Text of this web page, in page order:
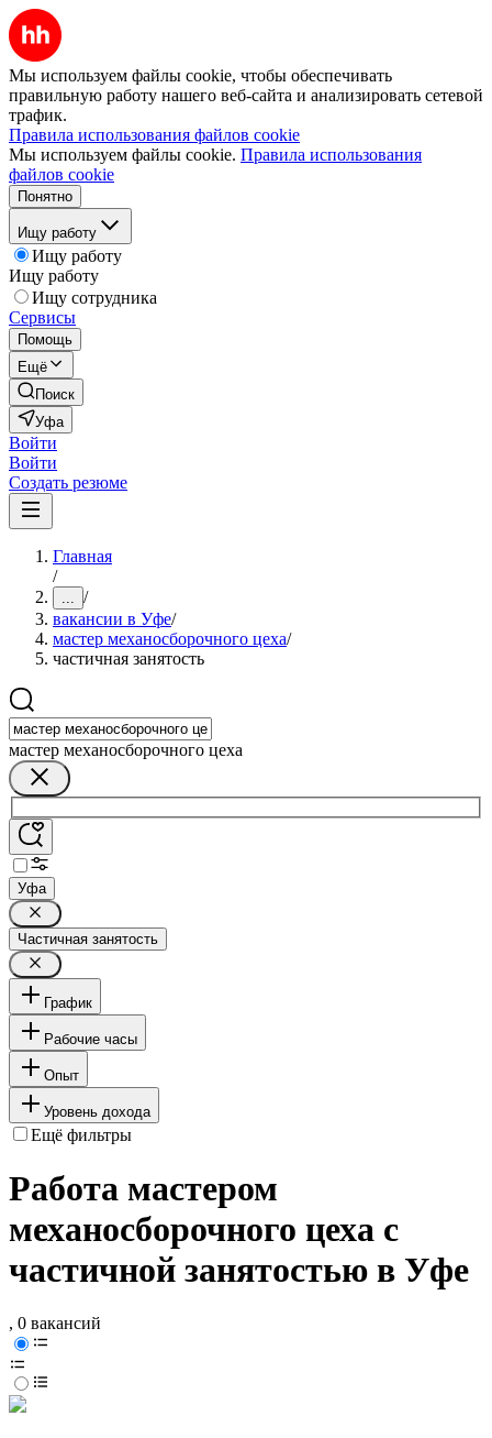
Мы используем файлы cookie, чтобы обеспечивать
правильную работу нашего веб-сайта и анализировать сетевой
трафик.
Правила использования файлов cookie
Мы используем файлы cookie. Правила использования
файлов cookie
Понятно
Ищу работу
Ищу работу
Ищу работу
Ищу сотрудника
Сервисы
Помощь
Ещё
Поиск
Уфа
Войти
Войти
Создать резюме
Главная
/
... /
вакансии в Уфе/
мастер механосборочного цеха/
частичная занятость
мастер механосборочного цеха
Уфа
Частичная занятость
График
Рабочие часы
Опыт
Уровень дохода
Ещё фильтры
Работа мастером
механосборочного цеха с
частичной занятостью в Уфе
, 0 вакансий